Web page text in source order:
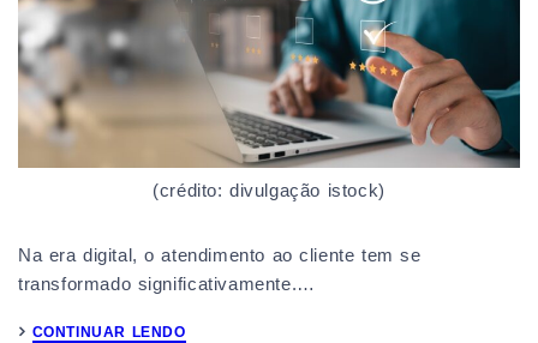
(crédito: divulgação istock)
Na era digital, o atendimento ao cliente tem se
transformado significativamente.…
CONTINUAR LENDO